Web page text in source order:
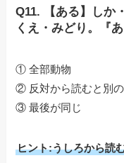
Q11. 【ある】しか
くえ・みどり。『
① 全部動物
② 反対から読むと別
③ 最後が同じ
ヒント:うしろから読